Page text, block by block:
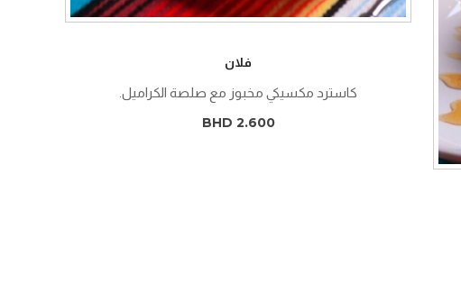
فلان
كاسترد مكسيكي مخبوز مع صلصة الكراميل.
BHD 2.600